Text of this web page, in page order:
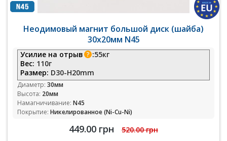
Неодимовый магнит большой диск (шайба)
30х20мм N45
Усилие на отрыв :55кг
Вес: 110г
Размер: D30-H20mm
Диаметр: 30мм
Высота: 20мм
Намагничивание: N45
Покрытие: Никелированное (Ni-Cu-Ni)
449.00 грн 520.00 грн